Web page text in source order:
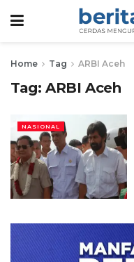
Home Tag ARBI Aceh
Tag: ARBI Aceh
NASIONAL